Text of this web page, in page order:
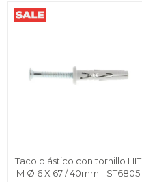
Taco plástico con tornillo HIT
M Ø 6 X 67 / 40mm - ST6805